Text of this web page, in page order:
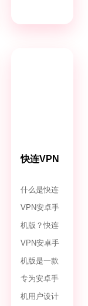
快连VPN
版
什么是快连
VPN安卓手
机版？快连
VPN安卓手
机版是一款
专为安卓手
机用户设计